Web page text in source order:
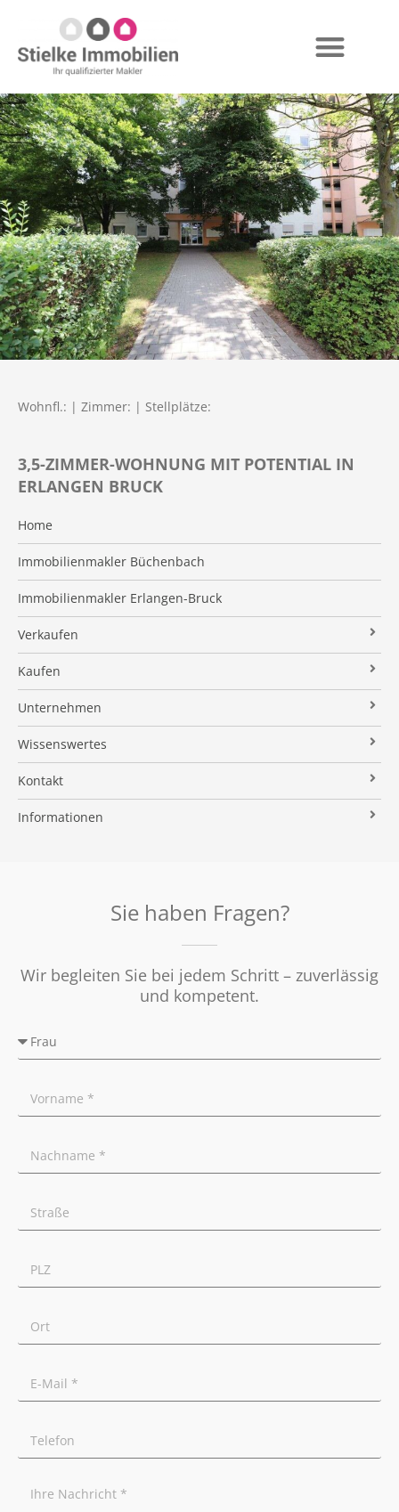
3,5-ZIMMER-WOHNUNG MIT POTENTIAL IN
ERLANGEN BRUCK
Home
Immobilienmakler Büchenbach
Immobilienmakler Erlangen-Bruck
Verkaufen
Verkaufsanfrage
Referenzobjekte
Makleralleinauftrag
Wertermittlung
Verkaufsvorbereitung
Vermarktung
Tipps für Privatverkäufer
Kaufen
Immobilienangebote
Finanzierung
Suchauftrag
Unternehmen
Über uns
Kundenstimmen
Stielke-Facts
Kooperationspartner
Wissenswertes
Immobilien News
Immobilien ABC
Kontakt
Impressum
Informationen
Wohnfl.: | Zimmer: | Stellplätze:
Sie haben Fragen?
Wir begleiten Sie bei jedem Schritt – zuverlässig
und kompetent.